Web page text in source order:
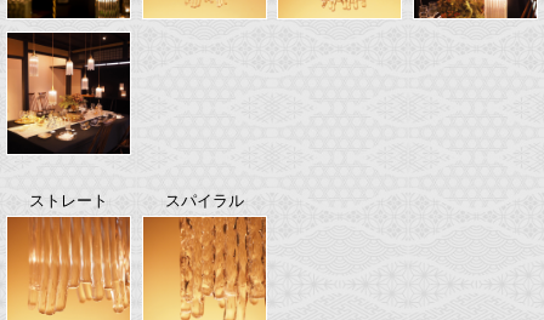
ストレート スパイラル